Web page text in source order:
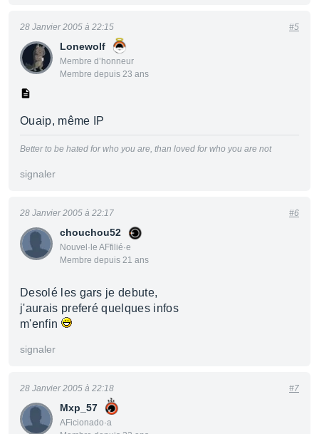
Lonewolf
Membre d’honneur
Membre depuis 23 ans
28 Janvier 2005 à 22:15 #5
Ouaip, même IP
Better to be hated for who you are, than loved for who you are not
signaler
chouchou52
Nouvel·le AFfilié·e
Membre depuis 21 ans
28 Janvier 2005 à 22:17 #6
Desolé les gars je debute,
j'aurais preferé quelques infos
m'enfin
signaler
Mxp_57
AFicionado·a
28 Janvier 2005 à 22:18 #7